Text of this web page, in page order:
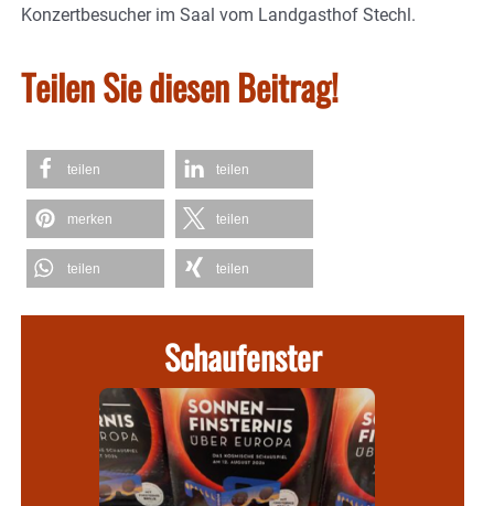
Konzertbesucher im Saal vom Landgasthof Stechl.
Teilen Sie diesen Beitrag!
teilen teilen
merken teilen
teilen teilen
Schaufenster